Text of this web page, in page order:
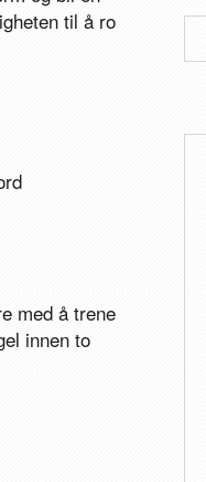
til å ro
med å trene
innen to